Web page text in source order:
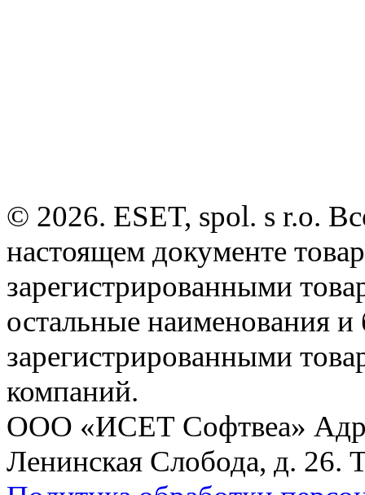
© 2026. ESET, spol. s r.o.
настоящем документе
зарегистрированными
остальные наименования
зарегистрированными
компаний.
ООО «ИСЕТ Софтвеа»
Ленинская Слобода, д. 26.